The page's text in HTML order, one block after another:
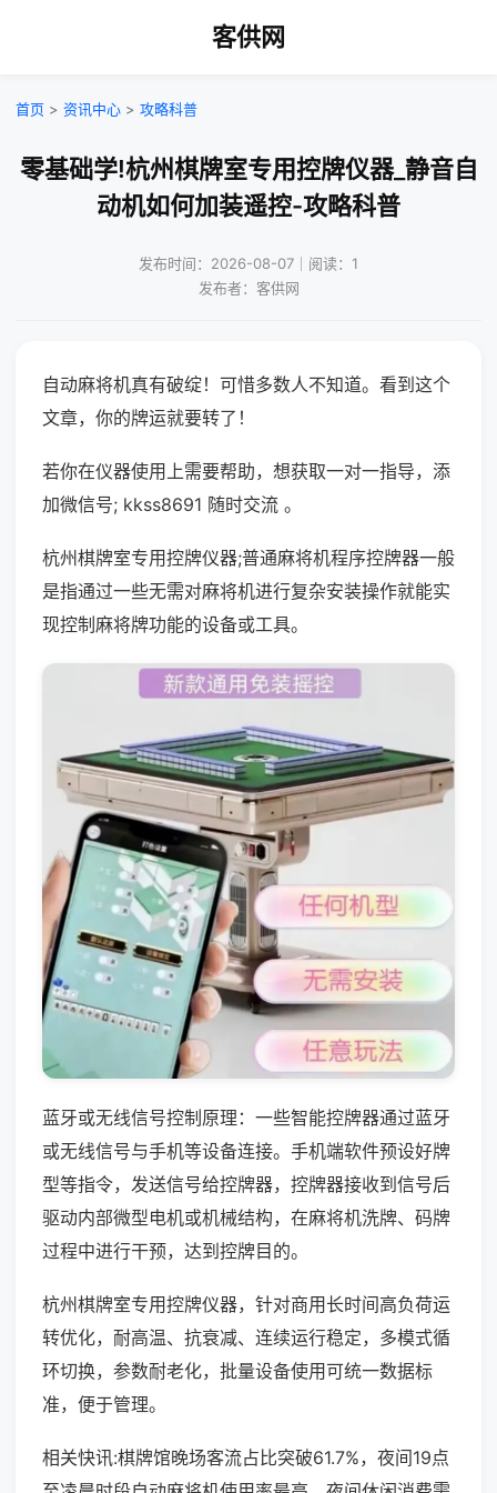
客供网
首页 > 资讯中心 > 攻略科普
零基础学!杭州棋牌室专用控牌仪器_静音自
动机如何加装遥控-攻略科普
发布时间：2026-08-07｜阅读：1
发布者：客供网
自动麻将机真有破绽！可惜多数人不知道。看到这个
文章，你的牌运就要转了！
若你在仪器使用上需要帮助，想获取一对一指导，添
加微信号; kkss8691 随时交流 。
杭州棋牌室专用控牌仪器;普通麻将机程序控牌器一般
是指通过一些无需对麻将机进行复杂安装操作就能实
现控制麻将牌功能的设备或工具。
蓝牙或无线信号控制原理：一些智能控牌器通过蓝牙
或无线信号与手机等设备连接。手机端软件预设好牌
型等指令，发送信号给控牌器，控牌器接收到信号后
驱动内部微型电机或机械结构，在麻将机洗牌、码牌
过程中进行干预，达到控牌目的。
杭州棋牌室专用控牌仪器，针对商用长时间高负荷运
转优化，耐高温、抗衰减、连续运行稳定，多模式循
环切换，参数耐老化，批量设备使用可统一数据标
准，便于管理。
相关快讯:棋牌馆晚场客流占比突破61.7%，夜间19点